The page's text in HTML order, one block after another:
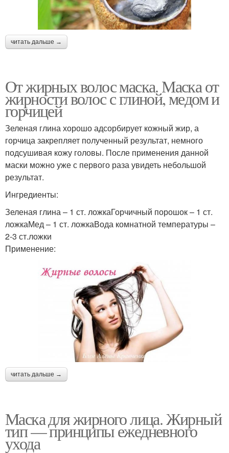
читать дальше →
От жирных волос маска. Маска от
жирности волос с глиной, медом и
горчицей
Зеленая глина хорошо адсорбирует кожный жир, а
горчица закрепляет полученный результат, немного
подсушивая кожу головы. После применения данной
маски можно уже с первого раза увидеть небольшой
результат.
Ингредиенты:
Зеленая глина – 1 ст. ложкаГорчичный порошок – 1 ст.
ложкаМед – 1 ст. ложкаВода комнатной температуры –
2-3 ст.ложки
Применение:
читать дальше →
Маска для жирного лица. Жирный
тип — принципы ежедневного
ухода